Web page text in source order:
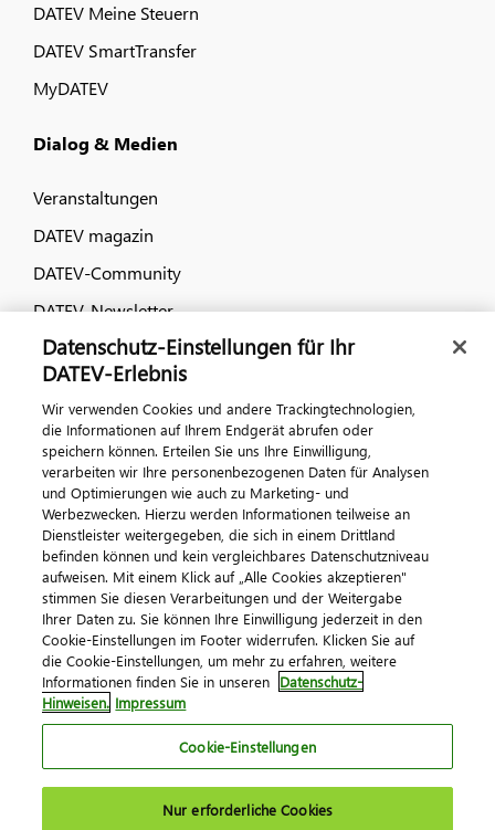
DATEV Meine Steuern
DATEV SmartTransfer
MyDATEV
Dialog & Medien
Veranstaltungen
DATEV magazin
DATEV-Community
DATEV-Newsletter
Kontaktieren Sie uns
© 2026 DATEV eG
ImpressumDatenschutzAGB Kontakt
Cookie-Einstellungen
Datenschutz-Einstellungen für Ihr
DATEV-Erlebnis
Wir verwenden Cookies und andere Trackingtechnologien,
die Informationen auf Ihrem Endgerät abrufen oder
speichern können. Erteilen Sie uns Ihre Einwilligung,
verarbeiten wir Ihre personenbezogenen Daten für Analysen
und Optimierungen wie auch zu Marketing- und
Werbezwecken. Hierzu werden Informationen teilweise an
Dienstleister weitergegeben, die sich in einem Drittland
befinden können und kein vergleichbares Datenschutzniveau
aufweisen. Mit einem Klick auf „Alle Cookies akzeptieren"
stimmen Sie diesen Verarbeitungen und der Weitergabe
Ihrer Daten zu. Sie können Ihre Einwilligung jederzeit in den
Cookie-Einstellungen im Footer widerrufen. Klicken Sie auf
die Cookie-Einstellungen, um mehr zu erfahren, weitere
Informationen finden Sie in unseren Datenschutz-
Hinweisen. Impressum
Cookie-Einstellungen
Nur erforderliche Cookies